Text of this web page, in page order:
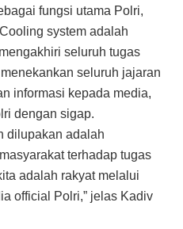
fungsi utama Polri,
system adalah
seluruh tugas
seluruh jajaran
informasi kepada media,
dengan sigap.
dilupakan adalah
terhadap tugas
adalah rakyat melalui
official Polri,” jelas Kadiv